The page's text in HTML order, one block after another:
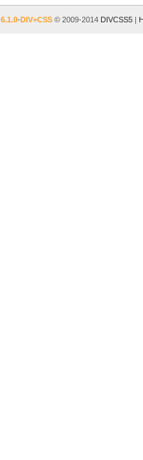
6.1.0-DIV+CSS© 2009-2014 DIVCSS5|